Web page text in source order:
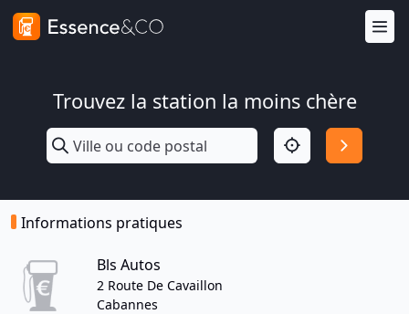
Trouvez la station la moins chère
Informations pratiques
Bls Autos
2 Route De Cavaillon
Cabannes